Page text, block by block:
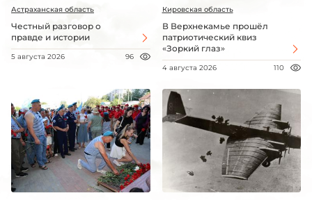
Астраханская область
Честный разговор о
правде и истории
5 августа 2026 96
Кировская область
В Верхнекамье прошёл
патриотический квиз
«Зоркий глаз»
4 августа 2026 110